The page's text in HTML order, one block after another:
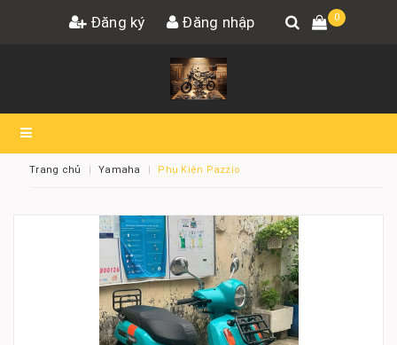
Đăng ký Đăng nhập 0
Trang chủ Yamaha Phụ Kiện Pazzio